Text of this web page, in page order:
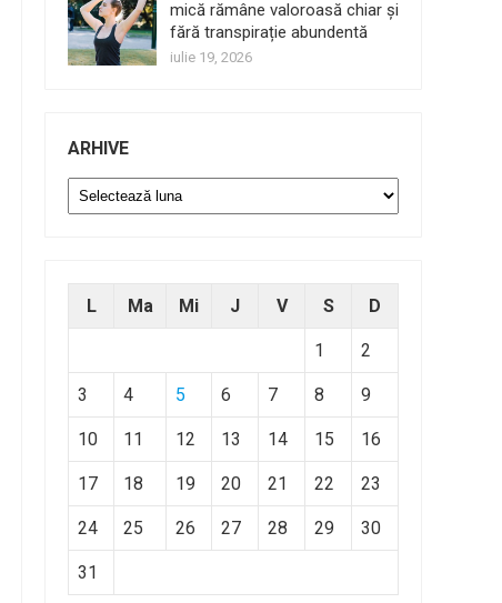
mică rămâne valoroasă chiar și
fără transpirație abundentă
iulie 19, 2026
ARHIVE
Arhive
L Ma Mi J V S D
1 2
3 4 5 6 7 8 9
10 11 12 13 14 15 16
17 18 19 20 21 22 23
24 25 26 27 28 29 30
31